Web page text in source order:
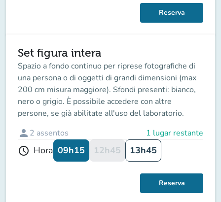
Reserva
Set figura intera
Spazio a fondo continuo per riprese fotografiche di
una persona o di oggetti di grandi dimensioni (max
200 cm misura maggiore). Sfondi presenti: bianco,
nero o grigio. È possibile accedere con altre
persone, se già abilitate all'uso del laboratorio.
person 2 assentos 1 lugar restante
schedule Hora 09h15 12h45 13h45
Reserva